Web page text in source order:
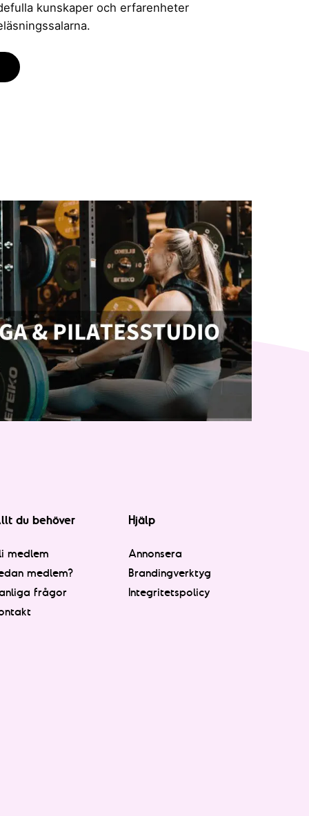
kunskaper och erfarenheter
du behöver
medlem
medlem?
frågor
Hjälp
Annonsera
Brandingverktyg
Integritetspolicy